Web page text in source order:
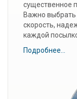
существенное
Важно выбрать
скорость,
каждой
Подробнее...